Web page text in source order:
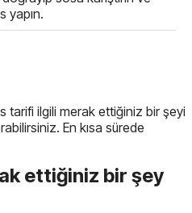
yapın.
tarifi ilgili merak ettiğiniz bir şeyi
En kısa sürede
ettiğiniz bir şey